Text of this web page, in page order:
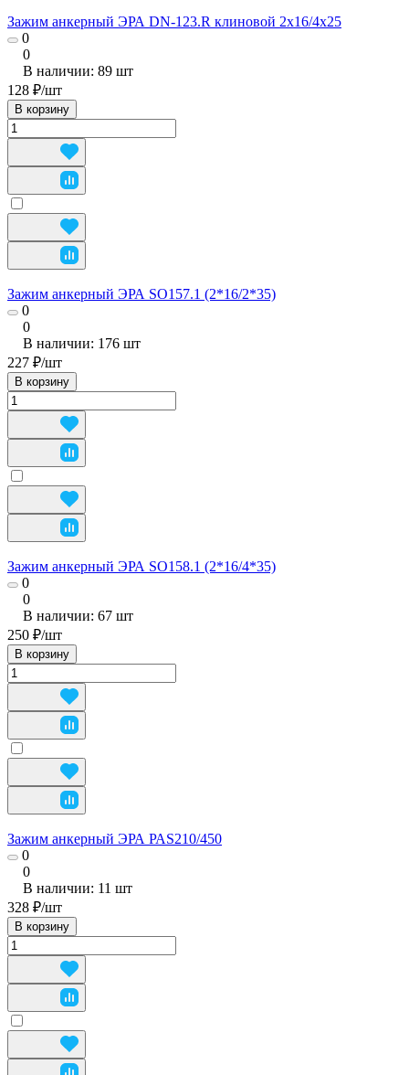
Зажим анкерный ЭРА DN-123.R клиновой 2х16/4х25
0
0
В наличии: 89 шт
128 ₽/шт
В корзину
Зажим анкерный ЭРА SO157.1 (2*16/2*35)
0
0
В наличии: 176 шт
227 ₽/шт
В корзину
Зажим анкерный ЭРА SO158.1 (2*16/4*35)
0
0
В наличии: 67 шт
250 ₽/шт
В корзину
Зажим анкерный ЭРА РАS210/450
0
0
В наличии: 11 шт
328 ₽/шт
В корзину